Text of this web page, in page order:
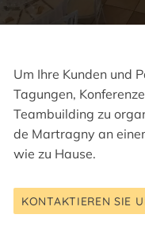
Um Ihre Kunden und
Tagungen,
Teambuilding zu
de Martragny an
wie zu Hause.
KONTAKTIEREN SIE